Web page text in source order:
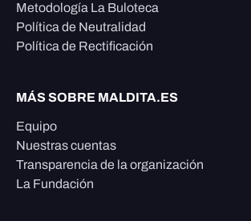
Metodología La Buloteca
Política de Neutralidad
Política de Rectificación
MÁS SOBRE MALDITA.ES
Equipo
Nuestras cuentas
Transparencia de la organización
La Fundación